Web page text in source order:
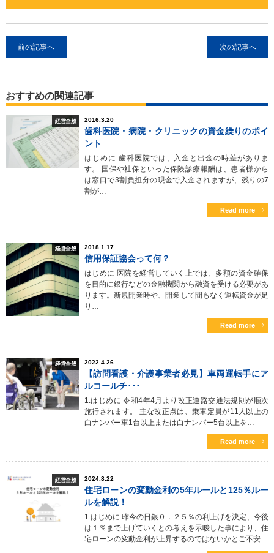
前の記事へ 次の記事へ
おすすめの関連記事
経営全般 2016.3.20
歯科医院・病院・クリニックの資金繰りのポイ
ント
はじめに 歯科医院では、入金と出金の時差がありま
す。 国保や社保といった保険診療報酬は、患者様から
は窓口で3割負担分の現金で入金されますが、残りの7
割が…
Read more
経営全般 2018.1.17
信用保証協会って何？
はじめに 医院を経営していく上では、多額の資金確保
を目的に銀行などの金融機関から融資を受ける必要があ
ります。新規開業時や、開業して間もなく運転資金が足
り…
Read more
経営全般 2022.4.26
【訪問看護・介護事業者必見】車両運転手にア
ルコールチ･･･
1.はじめに 令和4年4月より改正道路交通法規則が順次
施行されます。 主な改正点は、乗車定員が11人以上の
白ナンバー車1台以上または白ナンバー5台以上を…
Read more
経営全般 2024.8.22
住宅ローンの変動金利の5年ルールと125％ルー
ルを解説！
1.はじめに 昨今の日銀０．２５％の利上げを決定、今後
は１％まで上げていくとの考えを示唆した事により、住
宅ローンの変動金利が上昇するのではないかとご不安…